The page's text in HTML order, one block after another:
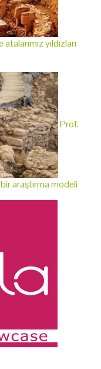
yıldızları
Prof.
araştırma modeli